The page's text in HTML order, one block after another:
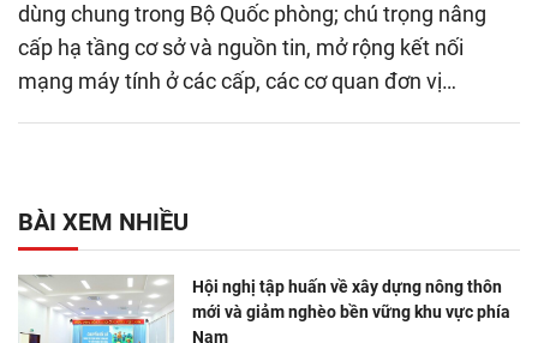
dùng chung trong Bộ Quốc phòng; chú trọng nâng
cấp hạ tầng cơ sở và nguồn tin, mở rộng kết nối
mạng máy tính ở các cấp, các cơ quan đơn vị…
BÀI XEM NHIỀU
Hội nghị tập huấn về xây dựng nông thôn
mới và giảm nghèo bền vững khu vực phía
Nam